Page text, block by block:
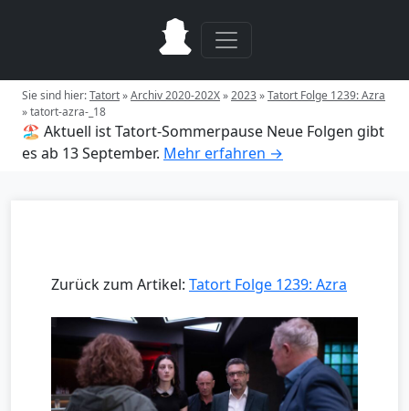
Sie sind hier:Tatort»Archiv 2020-202X»2023»Tatort Folge 1239: Azra
»tatort-azra-_18
🏖️ Aktuell ist Tatort-Sommerpause Neue Folgen gibt
es ab 13 September. Mehr erfahren →
Zurück zum Artikel: Tatort Folge 1239: Azra